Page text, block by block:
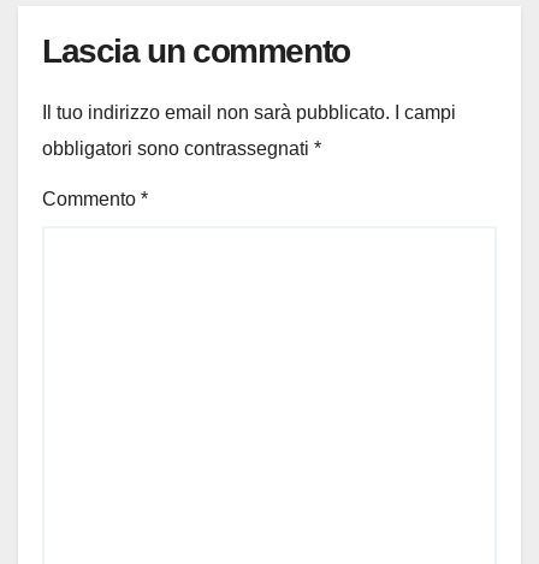
Lascia un commento
Il tuo indirizzo email non sarà pubblicato.
I campi
obbligatori sono contrassegnati *
Commento *